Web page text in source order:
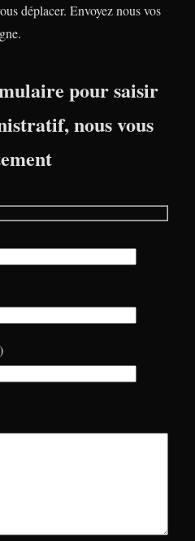
déplacer. Envoyez nous vos
pour saisir
nous vous